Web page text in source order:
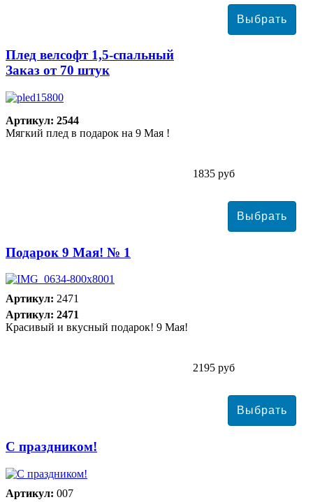
Плед велсофт 1,5-спальный
Заказ от 70 штук
Артикул: 2544
Мягкий плед в подарок на 9 Мая !
1835 руб
Подарок 9 Мая! № 1
Артикул: 2471
Артикул: 2471
Красивый и вкусный подарок! 9 Мая!
2195 руб
С праздником!
Артикул: 007